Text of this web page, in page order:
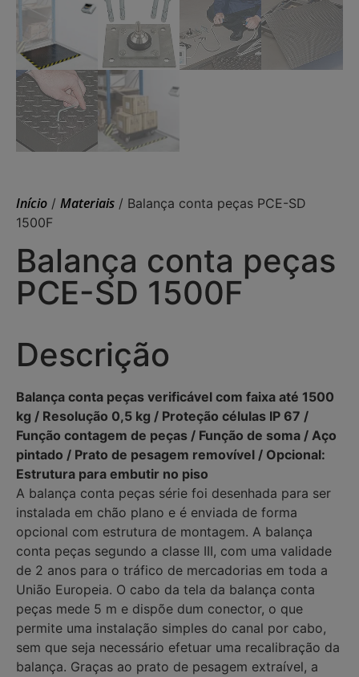
Início / Materiais / Balança conta peças PCE-SD
1500F
Balança conta peças
PCE-SD 1500F
Descrição
Balança conta peças verificável com faixa até 1500
kg / Resolução 0,5 kg / Proteção células IP 67 /
Função contagem de peças / Função de soma / Aço
pintado / Prato de pesagem removível / Opcional:
Estrutura para embutir no piso
A balança conta peças série foi desenhada para ser
instalada em chão plano e é enviada de forma
opcional com estrutura de montagem. A balança
conta peças segundo a classe III, com uma validade
de 2 anos para o tráfico de mercadorias em toda a
União Europeia. O cabo da tela da balança conta
peças mede 5 m e dispõe dum conector, o que
permite uma instalação simples do canal por cabo,
sem que seja necessário efetuar uma recalibração da
balança. Graças ao prato de pesagem extraível, a